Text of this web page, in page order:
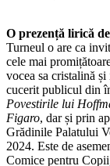
O prezență lirică
Turneul o are ca
cele mai
vocea sa cristalină
cucerit publicul din
Povestirile lui
Figaro, dar și prin
Grădinile Palatului
2024. Este de
Comice pentru